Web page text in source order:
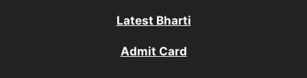
Latest Bharti
Admit Card